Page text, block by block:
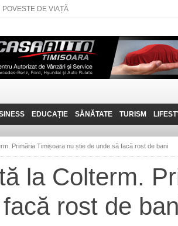
POVESTE DE VIAȚĂ
URI
EDUCAȚIE SĂNĂTATE TURISM
PRIN MUNȚII
BANATULUI
FANTASTICUL
TRAVEL VLOG
Primăria Timișoara nu știe de unde să facă rost de bani
la Colterm.
rost de